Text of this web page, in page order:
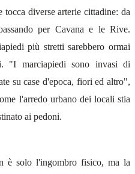
diverse arterie cittadine: da
per Cavana e le Rive.
più stretti sarebbero ormai
"I marciapiedi sono invasi di
su case d'epoca, fiori ed altro",
l'arredo urbano dei locali stia
ai pedoni.
è solo l'ingombro fisico, ma la